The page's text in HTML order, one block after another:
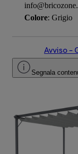
Colore: Grigio
Avviso –
Segnala